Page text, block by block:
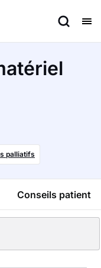
palliatifs
Conseils patient